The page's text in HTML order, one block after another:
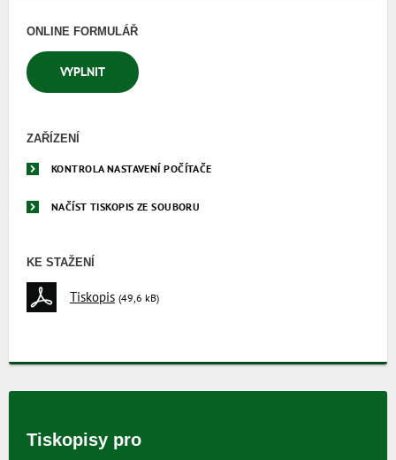
ONLINE FORMULÁŘ
VYPLNIT
ZAŘÍZENÍ
KONTROLA NASTAVENÍ POČÍTAČE
NAČÍST TISKOPIS ZE SOUBORU
KE STAŽENÍ
Tiskopis (49,6 kB)
Tiskopisy pro